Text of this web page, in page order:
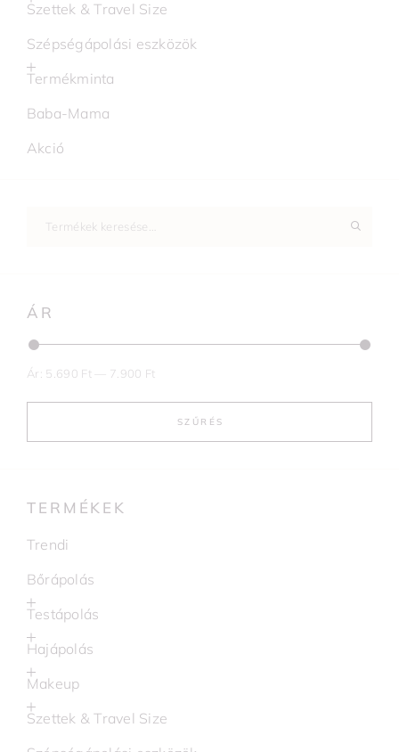
Szettek & Travel Size
Szépségápolási eszközök
Termékminta
Baba-Mama
Akció
ÁR
SZŰRÉS
Ár: 5.690 Ft 7.900 Ft
TERMÉKEK
Trendi
Bőrápolás
Testápolás
Hajápolás
Makeup
Szettek & Travel Size